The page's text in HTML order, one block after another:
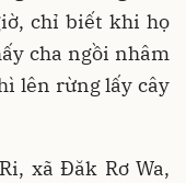
chỉ biết khi họ
cha ngồi nhâm
lên rừng lấy cây
xã Đăk Rơ Wa,